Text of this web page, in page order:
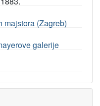
majstora (Zagreb)
galerije